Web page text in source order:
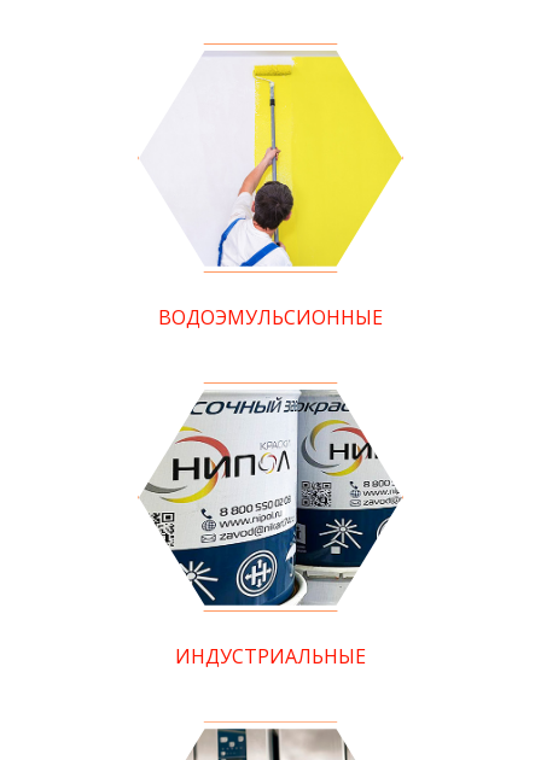
ВОДОЭМУЛЬСИОННЫЕ
ИНДУСТРИАЛЬНЫЕ